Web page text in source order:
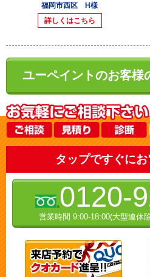
福岡市西区 H様
詳しくはこちら
ユーペイントのお客様
タップですぐに
0120-
営業時間 9:00-18:00(大型連休